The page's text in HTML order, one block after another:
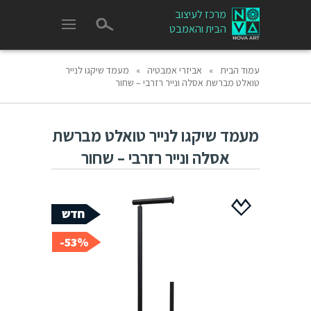
מרכז לעיצוב
הבית והאמבט
עמוד הבית » אביזרי אמבטיה »
מעמד שיקגו לנייר
טואלט מברשת אסלה ונייר רזרבי – שחור
מעמד שיקגו לנייר טואלט מברשת
אסלה ונייר רזרבי – שחור
53%-